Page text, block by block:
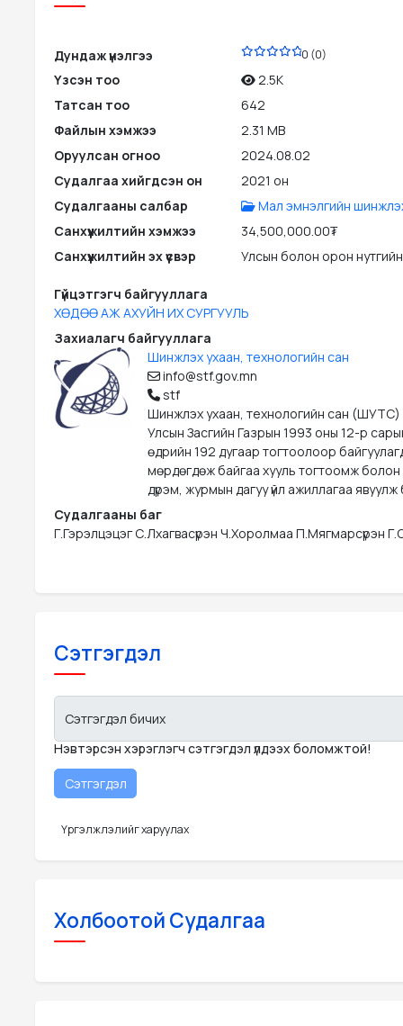
Дундаж үнэлгээ 0 (0)
Үзсэн тоо
2.5K
Татсан тоо
642
Файлын хэмжээ
2.31 MB
Оруулсан огноо
2024.08.02
Судалгаа хийгдсэн он
2021 он
Судалгааны салбар
Мал эмнэлгийн
Санхүүжилтийн хэмжээ
34,500,000.00₮
Санхүүжилтийн эх үүсвэр
Улсын болон орон
Гүйцэтгэгч байгууллага
ХӨДӨӨ АЖ АХУЙН ИХ СУРГУУЛЬ
Захиалагч байгууллага
Шинжлэх ухаан, технологийн сан
info@stf.gov.mn
stf
Шинжлэх ухаан, технологийн сан
Улсын Засгийн Газрын 1993 оны 12-р
өдрийн 192 дугаар тогтоолоор
мөрдөгдөж байгаа хууль тогтоомж
дүрэм, журмын дагуу үйл ажиллагаа явуулж
Судалгааны баг
Г.Гэрэлцэцэг С.Лхагвасүрэн Ч.Хоролмаа П.Мягмарсүрэн
Сэтгэгдэл
Сэтгэгдэл бичих
Нэвтэрсэн хэрэглэгч сэтгэгдэл үлдээх боломжтой!
Үргэлжлэлийг харуулах
Холбоотой Судалгаа